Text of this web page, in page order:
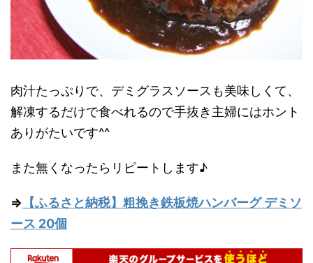
肉汁たっぷりで、デミグラスソースも美味しくて、
解凍するだけで食べれるので手抜き主婦にはホント
ありがたいです^^
また無くなったらリピートします♪
⇒ 【ふるさと納税】粗挽き鉄板焼ハンバーグ デミソ
ース 20個